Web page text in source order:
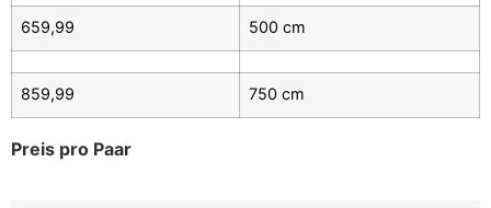
659,99 500 cm
859,99 750 cm
Preis pro Paar